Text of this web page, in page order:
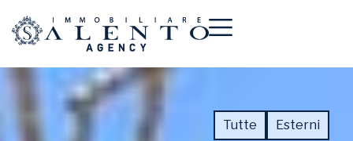
Tutte Esterni